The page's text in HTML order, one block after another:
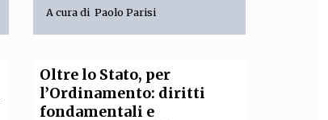
A cura diPaolo Parisi
Oltre lo Stato, per
l’Ordinamento: diritti
fondamentali e